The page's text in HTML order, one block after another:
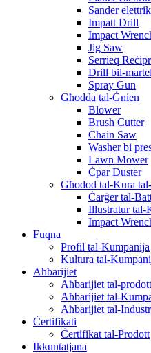
Sander
Impatt Drill
Impact
Jig Saw
Serrieq
Drill bil-
Spray Gun
Għodda tal-Ġnien
Blower
Brush Cutter
Chain Saw
Washer bi
Lawn Mower
Ċpar Duster
Għodod tal-Kura
Ċarġer tal-
Illustratur tal-
Impact
Fuqna
Profil tal-Kumpanija
Kultura tal-
Aħbarijiet
Aħbarijiet tal-prodott
Aħbarijiet tal-
Aħbarijiet tal-
Ċertifikati
Ċertifikat tal-Prodott
Ikkuntatjana